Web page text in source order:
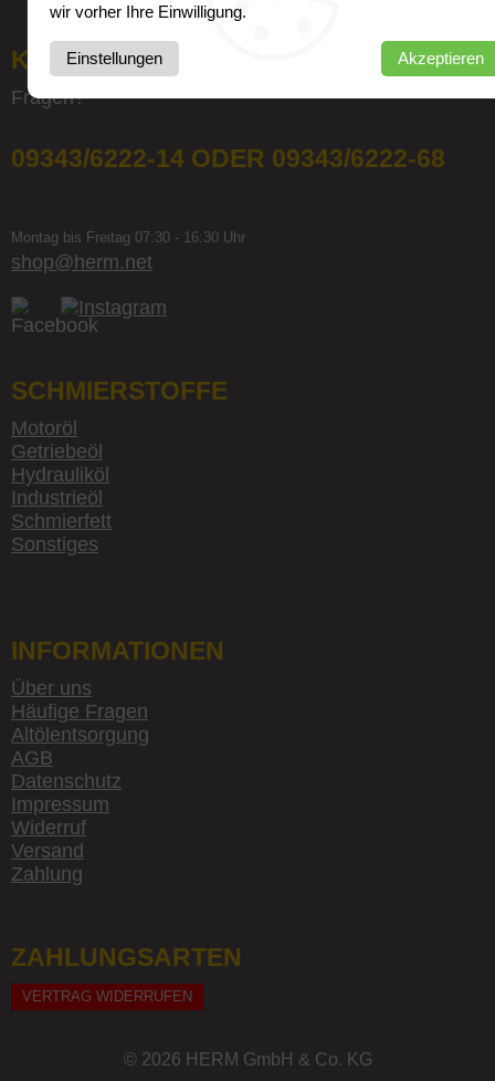
wir vorher Ihre Einwilligung.
Einstellungen Akzeptieren
KONTAKT
Fragen?
09343/6222-14 ODER 09343/6222-68
Montag bis Freitag 07:30 - 16:30 Uhr
shop@herm.net
SCHMIERSTOFFE
Motoröl
Getriebeöl
Hydrauliköl
Industrieöl
Schmierfett
Sonstiges
INFORMATIONEN
Über uns
Häufige Fragen
Altölentsorgung
AGB
Datenschutz
Impressum
Widerruf
Versand
Zahlung
ZAHLUNGSARTEN
VERTRAG WIDERRUFEN
© 2026 HERM GmbH & Co. KG